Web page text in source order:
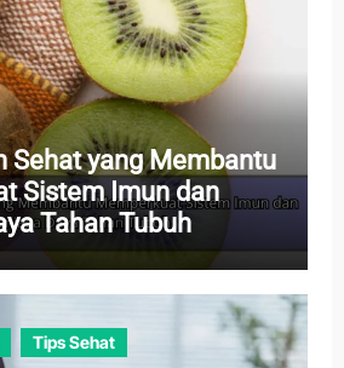
Sehat yang Membantu
Sistem Imun dan
Tahan Tubuh
Tips Sehat